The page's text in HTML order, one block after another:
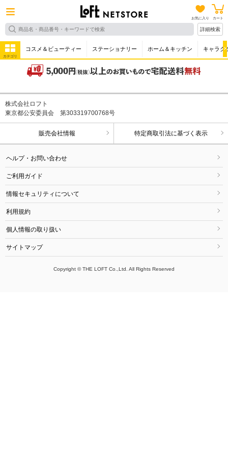
お気に入り カート
詳細検索
カテゴリ
コスメ＆ビューティー ステーショナリー ホーム＆キッチン キャラク
株式会社ロフト
東京都公安委員会 第303319700768号
販売会社情報 特定商取引法に基づく表示
ヘルプ・お問い合わせ
ご利用ガイド
情報セキュリティについて
利用規約
個人情報の取り扱い
サイトマップ
Copyright © THE LOFT Co.,Ltd. All Rights Reserved